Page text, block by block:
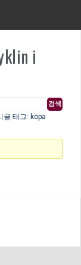
i
글 태그: köpa